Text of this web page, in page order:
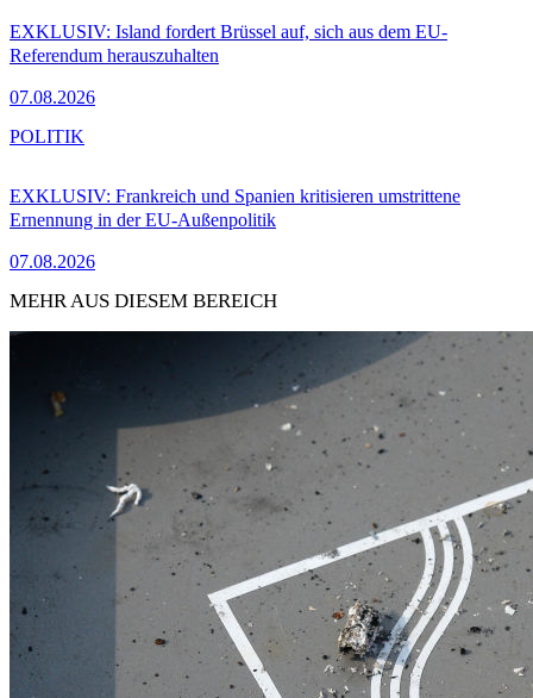
EXKLUSIV: Island fordert Brüssel auf, sich aus dem EU-
Referendum herauszuhalten
07.08.2026
EXKLUSIV: Frankreich und Spanien kritisieren umstrittene
Ernennung in der EU-Außenpolitik
07.08.2026
POLITIK
MEHR AUS DIESEM BEREICH